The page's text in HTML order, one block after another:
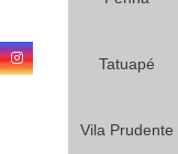
Tatuapé
Vila Prudente